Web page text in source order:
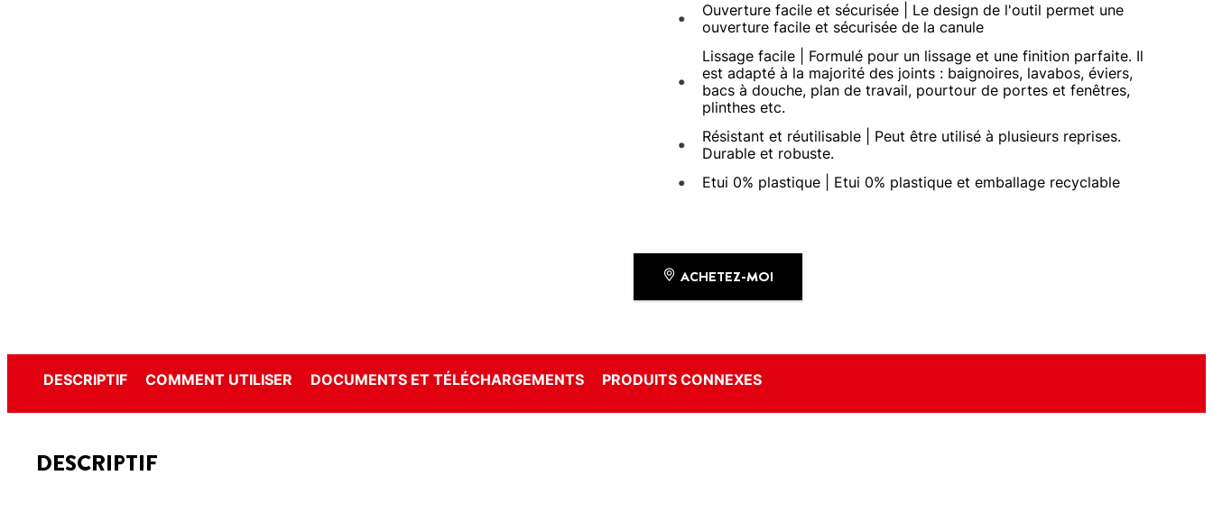
Ouverture facile et sécurisée | Le design de l'outil permet une
ouverture facile et sécurisée de la canule
Lissage facile | Formulé pour un lissage et une finition parfaite. Il
est adapté à la majorité des joints : baignoires, lavabos, éviers,
bacs à douche, plan de travail, pourtour de portes et fenêtres,
plinthes etc.
Résistant et réutilisable | Peut être utilisé à plusieurs reprises.
Durable et robuste.
Etui 0% plastique | Etui 0% plastique et emballage recyclable
ACHETEZ-MOI
DESCRIPTIF COMMENT UTILISER DOCUMENTS ET TÉLÉCHARGEMENTS PRODUITS CONNEXES
DESCRIPTIF